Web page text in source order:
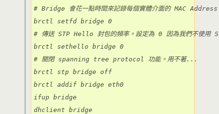
# Bridge 會花一點時間來記錄每個實體介面的 MAC Address
brctl setfd bridge 0
# 傳送 STP Hello 封包的頻率。設定為 0 因為我們不使用
brctl sethello bridge 0
# 關閉 spanning tree protocol 功能。用不著...
brctl stp bridge off
brctl addif bridge eth0
ifup bridge
dhclient bridge